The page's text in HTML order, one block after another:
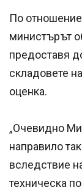
По
министърът
предоставя
складовете
оценка.
„Очевидно
направило
вследствие
техническа